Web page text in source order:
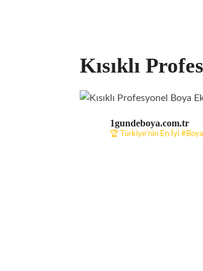
Kısıklı
1gundeboya.com.tr
🏆 Türkiye’nin En İyi